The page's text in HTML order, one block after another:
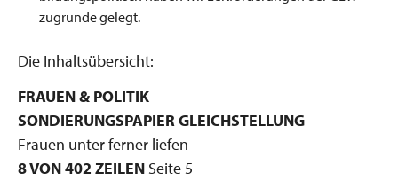
zugrunde gelegt.
Die Inhaltsübersicht:
FRAUEN & POLITIK
SONDIERUNGSPAPIER GLEICHSTELLUNG
Frauen unter ferner liefen –
8 VON 402 ZEILEN Seite 5